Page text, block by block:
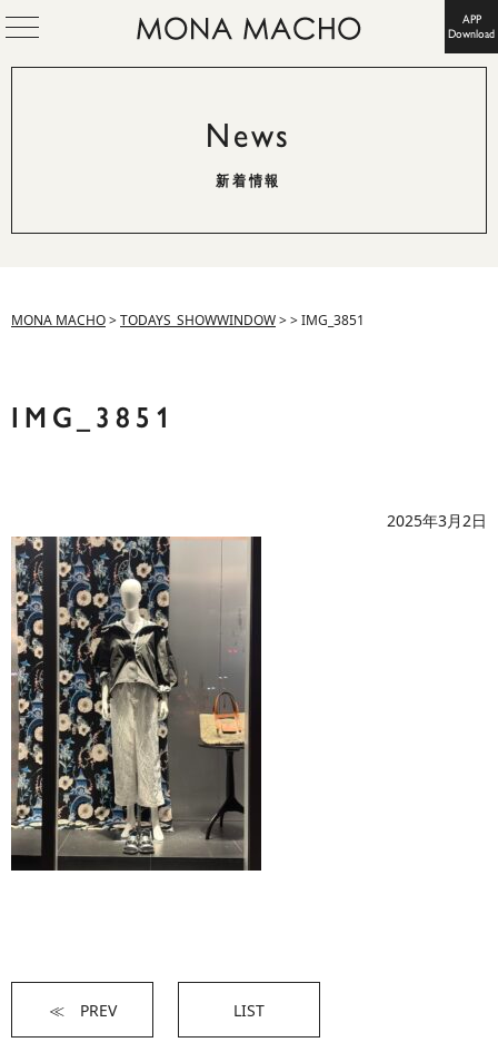
APP
Download
News
新着情報
MONA MACHO>TODAYS_SHOWWINDOW>>IMG_3851
IMG_3851
2025年3月2日
≪ PREV LIST